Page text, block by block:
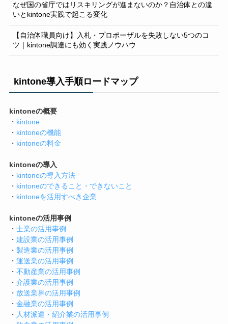
なぜ国の省庁ではリスキリングが進まないのか？自治体との違
いとkintone実践で起こる変化
【自治体職員向け】入札・プロポーザルを失敗しない5つのコ
ツ｜kintone調達にも効く実践ノウハウ
kintone導入手順ロードマップ
kintoneの概要
・ kintone
・ kintoneの機能
・ kintoneの料金
kintoneの導入
・ kintoneの導入方法
・ kintoneのできること・できないこと
・ kintoneを活用すべき企業
kintoneの活用事例
・ 士業の活用事例
・ 建設業の活用事例
・ 製造業の活用事例
・ 運送業の活用事例
・ 不動産業の活用事例
・ 介護業の活用事例
・ 放送業界の活用事例
・ 金融業の活用事例
・ 人材派遣・紹介業の活用事例